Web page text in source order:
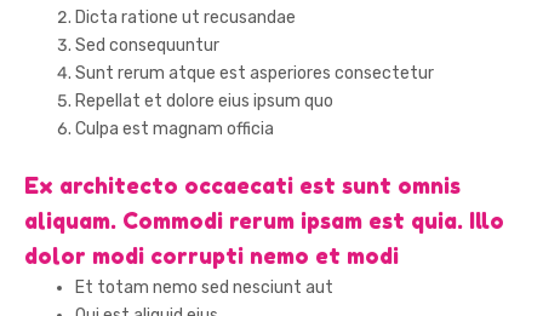
Dicta ratione ut recusandae
Sed consequuntur
Sunt rerum atque est asperiores consectetur
Repellat et dolore eius ipsum quo
Culpa est magnam officia
Ex architecto occaecati est sunt omnis
aliquam. Commodi rerum ipsam est quia. Illo
dolor modi corrupti nemo et modi
Et totam nemo sed nesciunt aut